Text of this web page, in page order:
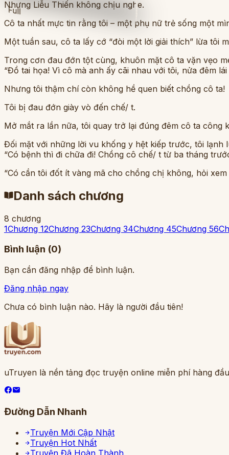
Full
Nhưng Liễu Thiến không chịu nghe.
Cô ta nhất mực tin rằng tôi – một phụ nữ trẻ sống một
Một tuần sau, cô ta lấy cớ “đòi một lời giải thích” lừa tôi
Trong cơn đau đớn tột cùng, khuôn mặt cô ta vặn vẹo
“Đồ tai họa! Vì cô mà anh ấy cãi nhau với tôi, nửa đêm
Nhưng tôi thậm chí còn không hề quen biết chồng cô ta!
Tôi bị đau đớn giày vò đến chế/ t.
Mở mắt ra lần nữa, tôi quay trở lại đúng đêm cô ta công
Đối mặt với những lời vu khống y hệt kiếp trước, tôi lạnh
“Có bệnh thì đi chữa đi! Chồng cô chế/ t từ ba tháng
“Có cần tôi đốt ít vàng mã cho chồng chị không, hỏi
Danh sách chương
8 chương
1Chương 12Chương 23Chương 34Chương 45Chương 56
Bình luận (0)
Bạn cần đăng nhập để bình luận.
Đăng nhập ngay
Chưa có bình luận nào. Hãy là người đầu tiên!
uTruyen là nền tảng đọc truyện online miễn phí hàng
Đường Dẫn Nhanh
Truyện Mới Cập Nhật
Truyện Hot Nhất
Truyện Đã Hoàn Thành